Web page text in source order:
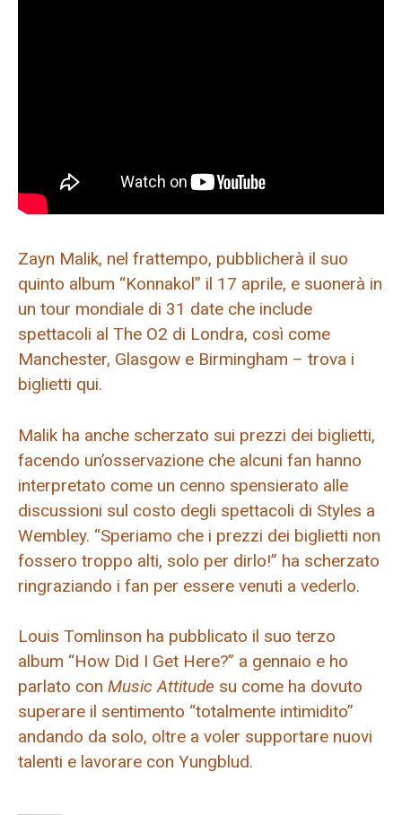
Zayn Malik, nel frattempo, pubblicherà il suo
quinto album “Konnakol” il 17 aprile, e suonerà in
un tour mondiale di 31 date che include
spettacoli al The O2 di Londra, così come
Manchester, Glasgow e Birmingham – trova i
biglietti qui.
Malik ha anche scherzato sui prezzi dei biglietti,
facendo un’osservazione che alcuni fan hanno
interpretato come un cenno spensierato alle
discussioni sul costo degli spettacoli di Styles a
Wembley. “Speriamo che i prezzi dei biglietti non
fossero troppo alti, solo per dirlo!” ha scherzato
ringraziando i fan per essere venuti a vederlo.
Louis Tomlinson ha pubblicato il suo terzo
album “How Did I Get Here?” a gennaio e ho
parlato con Music Attitude su come ha dovuto
superare il sentimento “totalmente intimidito”
andando da solo, oltre a voler supportare nuovi
talenti e lavorare con Yungblud.